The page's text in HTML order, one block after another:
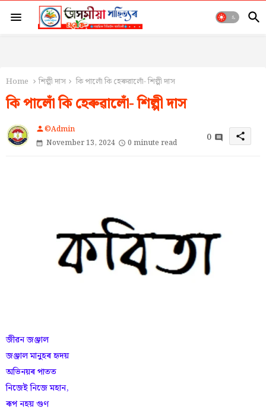
Home শিল্পী দাস কি পালোঁ কি হেৰুৱালোঁ- শিল্পী দাস
কি পালোঁ কি হেৰুৱালোঁ- শিল্পী দাস
person©Admin
November 13, 2024
0 minute read 0 share
জীৱন জঞ্জাল
জঞ্জাল মানুহৰ হৃদয়
অভিনয়ৰ পাতত
নিজেই নিজে মহান,
ৰূপ নহয় গুণ